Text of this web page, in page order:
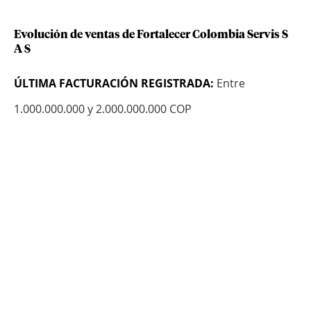
Evolución de ventas de Fortalecer Colombia Servis S
A S
ÚLTIMA FACTURACIÓN REGISTRADA: Entre
1.000.000.000 y 2.000.000.000 COP